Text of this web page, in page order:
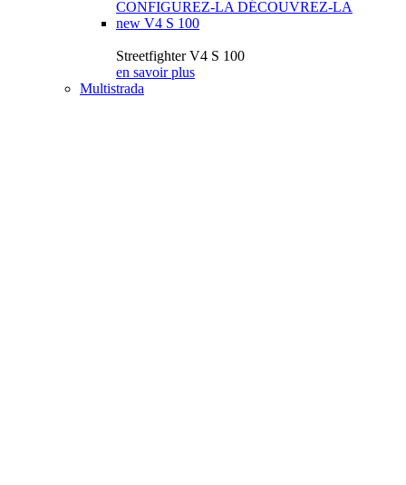
CONFIGUREZ-LA DÉCOUVREZ-LA
new V4 S 100
Streetfighter V4 S 100
en savoir plus
Multistrada